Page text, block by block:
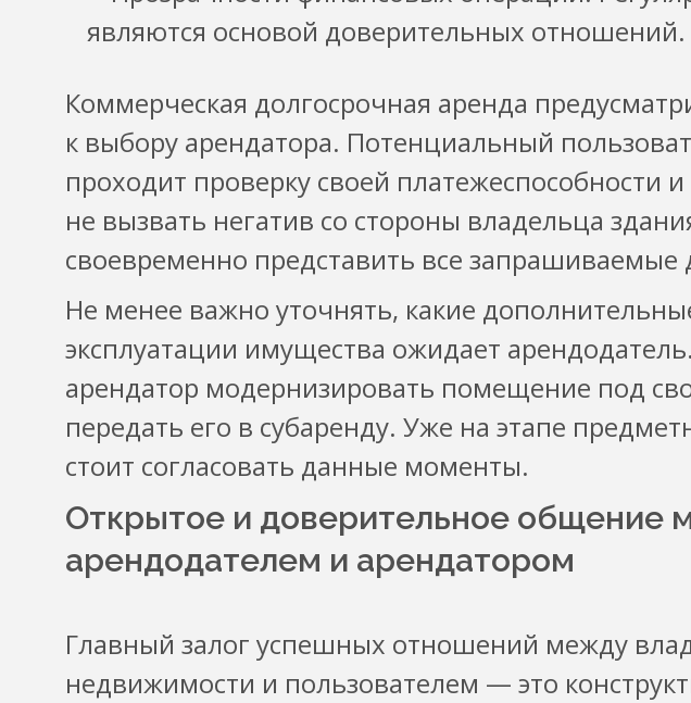
являются основой доверительных отношений.
Коммерческая долгосрочная аренда
к выбору арендатора. Потенциальный
проходит проверку своей платежеспособности
не вызвать негатив со стороны владельца
своевременно представить все запрашиваемые
Не менее важно уточнять, какие
эксплуатации имущества ожидает
арендатор модернизировать помещение под
передать его в субаренду. Уже на этапе
стоит согласовать данные моменты.
Открытое и доверительное общение
арендодателем и арендатором
Главный залог успешных отношений между
недвижимости и пользователем — это